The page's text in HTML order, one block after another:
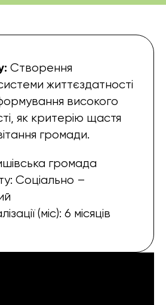
Створення
життєздатності
високого
як критерію щастя
громади.
громада
Соціально –
(міс): 6 місяців